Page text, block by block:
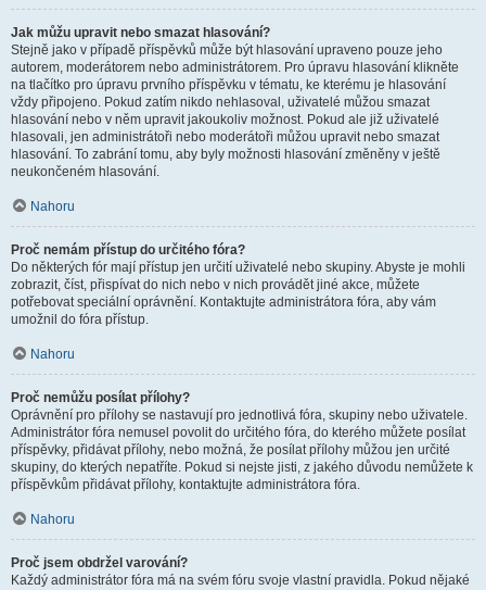
Jak můžu upravit nebo smazat hlasování?
Stejně jako v případě příspěvků může být hlasování upraveno pouze jeho
autorem, moderátorem nebo administrátorem. Pro úpravu hlasování klikněte
na tlačítko pro úpravu prvního příspěvku v tématu, ke kterému je hlasování
vždy připojeno. Pokud zatím nikdo nehlasoval, uživatelé můžou smazat
hlasování nebo v něm upravit jakoukoliv možnost. Pokud ale již uživatelé
hlasovali, jen administrátoři nebo moderátoři můžou upravit nebo smazat
hlasování. To zabrání tomu, aby byly možnosti hlasování změněny v ještě
neukončeném hlasování.
Nahoru
Proč nemám přístup do určitého fóra?
Do některých fór mají přístup jen určití uživatelé nebo skupiny. Abyste je mohli
zobrazit, číst, přispívat do nich nebo v nich provádět jiné akce, můžete
potřebovat speciální oprávnění. Kontaktujte administrátora fóra, aby vám
umožnil do fóra přístup.
Nahoru
Proč nemůžu posílat přílohy?
Oprávnění pro přílohy se nastavují pro jednotlivá fóra, skupiny nebo uživatele.
Administrátor fóra nemusel povolit do určitého fóra, do kterého můžete posílat
příspěvky, přidávat přílohy, nebo možná, že posílat přílohy můžou jen určité
skupiny, do kterých nepatříte. Pokud si nejste jisti, z jakého důvodu nemůžete k
příspěvkům přidávat přílohy, kontaktujte administrátora fóra.
Nahoru
Proč jsem obdržel varování?
Každý administrátor fóra má na svém fóru svoje vlastní pravidla. Pokud nějaké